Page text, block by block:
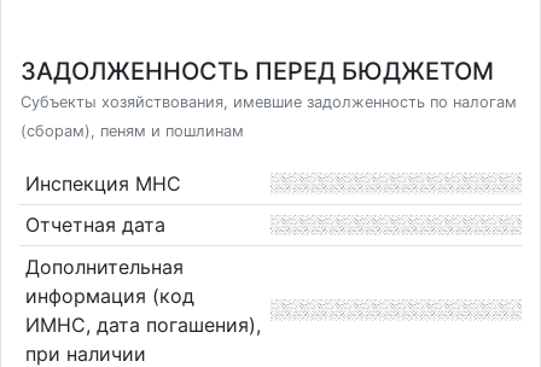
ЗАДОЛЖЕННОСТЬ ПЕРЕД БЮДЖЕТОМ
Субъекты хозяйствования, имевшие задолженность по налогам
(сборам), пеням и пошлинам
Инспекция МНС
Отчетная дата
Дополнительная
информация (код
ИМНС, дата погашения),
при наличии